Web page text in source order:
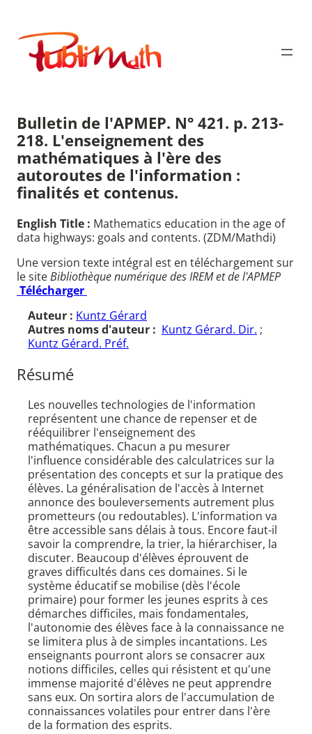
contenu
Publimath
Bulletin de l'APMEP. N° 421. p. 213-
218. L'enseignement des
mathématiques à l'ère des
autoroutes de l'information :
finalités et contenus.
English Title : Mathematics education in the age of
data highways: goals and contents. (ZDM/Mathdi)
Une version texte intégral est en téléchargement sur
le siteBibliothèque numérique des IREM et de l'APMEP
Télécharger
Auteur : Kuntz Gérard
Autres noms d'auteur : Kuntz Gérard. Dir. ;
Kuntz Gérard. Préf.
Résumé
Les nouvelles technologies de l'information
représentent une chance de repenser et de
rééquilibrer l'enseignement des
mathématiques. Chacun a pu mesurer
l'influence considérable des calculatrices sur la
présentation des concepts et sur la pratique des
élèves. La généralisation de l'accès à Internet
annonce des bouleversements autrement plus
prometteurs (ou redoutables). L'information va
être accessible sans délais à tous. Encore faut-il
savoir la comprendre, la trier, la hiérarchiser, la
discuter. Beaucoup d'élèves éprouvent de
graves difficultés dans ces domaines. Si le
système éducatif se mobilise (dès l'école
primaire) pour former les jeunes esprits à ces
démarches difficiles, mais fondamentales,
l'autonomie des élèves face à la connaissance ne
se limitera plus à de simples incantations. Les
enseignants pourront alors se consacrer aux
notions difficiles, celles qui résistent et qu'une
immense majorité d'élèves ne peut apprendre
sans eux. On sortira alors de l'accumulation de
connaissances volatiles pour entrer dans l'ère
de la formation des esprits.